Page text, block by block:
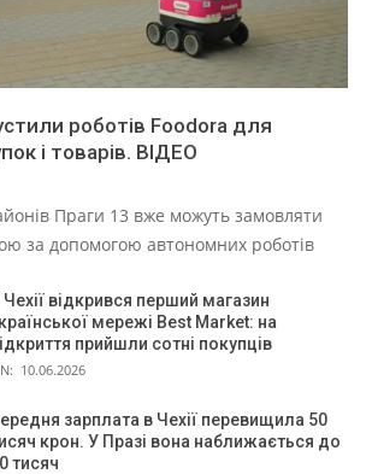
роботів Foodora для
і товарів. ВІДЕО
Праги 13 вже можуть замовляти
за допомогою автономних роботів
Чехії відкрився перший магазин
мережі Best Market: на
прийшли сотні покупців
10.06.2026
зарплата в Чехії перевищила 50
крон. У Празі вона наближається до
тисяч